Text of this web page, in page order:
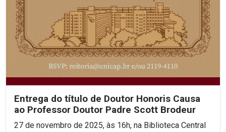
Entrega do título de Doutor Honoris Causa
ao Professor Doutor Padre Scott Brodeur
27 de novembro de 2025, às 16h, na Biblioteca Central